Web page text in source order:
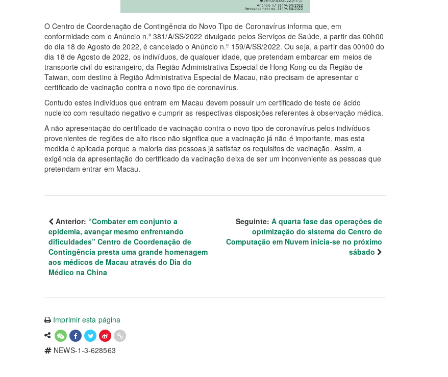
O Centro de Coordenação de Contingência do Novo Tipo de Coronavírus informa que, em
conformidade com o Anúncio n.º 381/A/SS/2022 divulgado pelos Serviços de Saúde, a partir das 00h00
do dia 18 de Agosto de 2022, é cancelado o Anúncio n.º 159/A/SS/2022. Ou seja, a partir das 00h00 do
dia 18 de Agosto de 2022, os indivíduos, de qualquer idade, que pretendam embarcar em meios de
transporte civil do estrangeiro, da Região Administrativa Especial de Hong Kong ou da Região de
Taiwan, com destino à Região Administrativa Especial de Macau, não precisam de apresentar o
certificado de vacinação contra o novo tipo de coronavírus.
Contudo estes indivíduos que entram em Macau devem possuir um certificado de teste de ácido
nucleico com resultado negativo e cumprir as respectivas disposições referentes à observação médica.
A não apresentação do certificado de vacinação contra o novo tipo de coronavírus pelos indivíduos
provenientes de regiões de alto risco não significa que a vacinação já não é importante, mas esta
medida é aplicada porque a maioria das pessoas já satisfaz os requisitos de vacinação. Assim, a
exigência da apresentação do certificado da vacinação deixa de ser um inconveniente as pessoas que
pretendam entrar em Macau.
Anterior: “Combater em conjunto a
epidemia, avançar mesmo enfrentando
dificuldades” Centro de Coordenação de
Contingência presta uma grande homenagem
aos médicos de Macau através do Dia do
Médico na China
Seguinte: A quarta fase das operações de
optimização do sistema do Centro de
Computação em Nuvem inicia-se no próximo
sábado
Imprimir esta página
NEWS-1-3-628563